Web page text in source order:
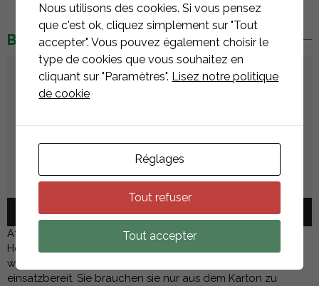
BESCHREIBUNG
Video-
00:00 00:54
Atlas home kit 410W ist das neueste Produkt, das vom
Hersteller von Solarmodulen Eco Green Energy entwickelt
wurde. Die Atlas Home 410W Solarstation ist sofort
einsatzbereit. Sie brauchen sie nur aus dem Karton zu
Nous utilisons des cookies. Si vous pensez
que c'est ok, cliquez simplement sur "Tout
accepter". Vous pouvez également choisir le
type de cookies que vous souhaitez en
cliquant sur "Paramètres". Lisez notre politique
de cookie
Réglages
Tout refuser
Tout accepter